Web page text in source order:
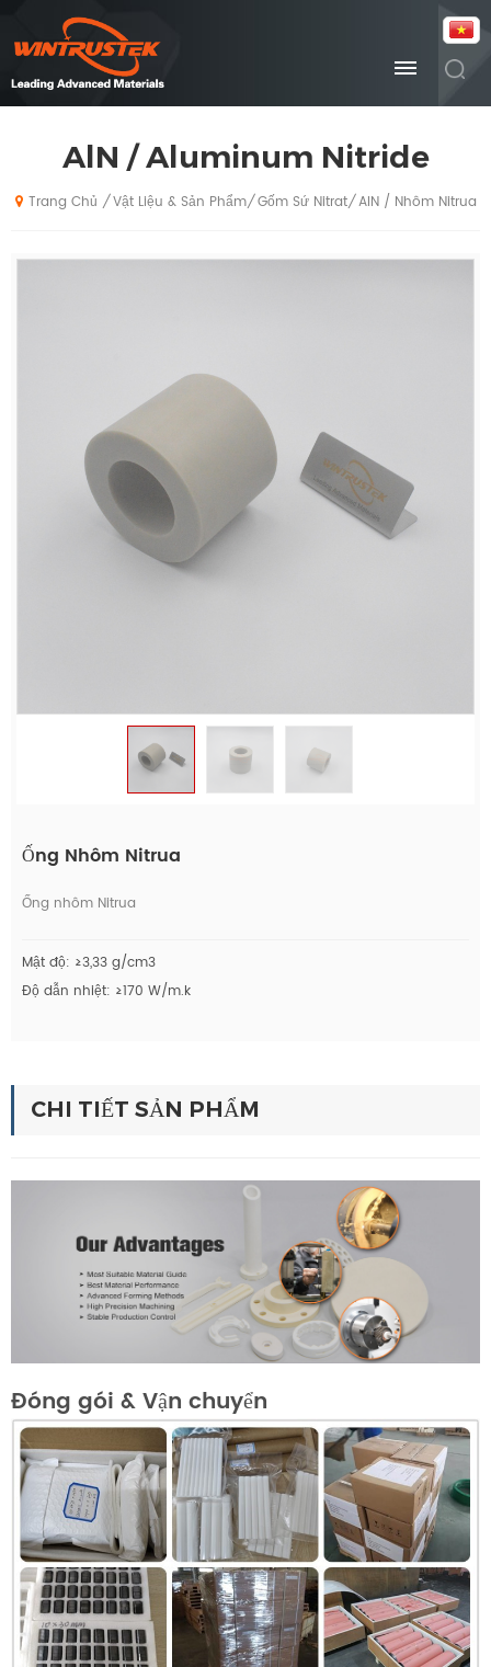
AlN / Aluminum Nitride
Trang Chủ / Vật Liệu & Sản Phẩm/ Gốm Sứ Nitrat/ AlN / Nhôm Nitrua
Ống Nhôm Nitrua
Ống nhôm Nitrua
Mật độ: ≥3,33 g/cm3
Độ dẫn nhiệt: ≥170 W/m.k
CHI TIẾT SẢN PHẨM
Đóng gói & Vận chuyển